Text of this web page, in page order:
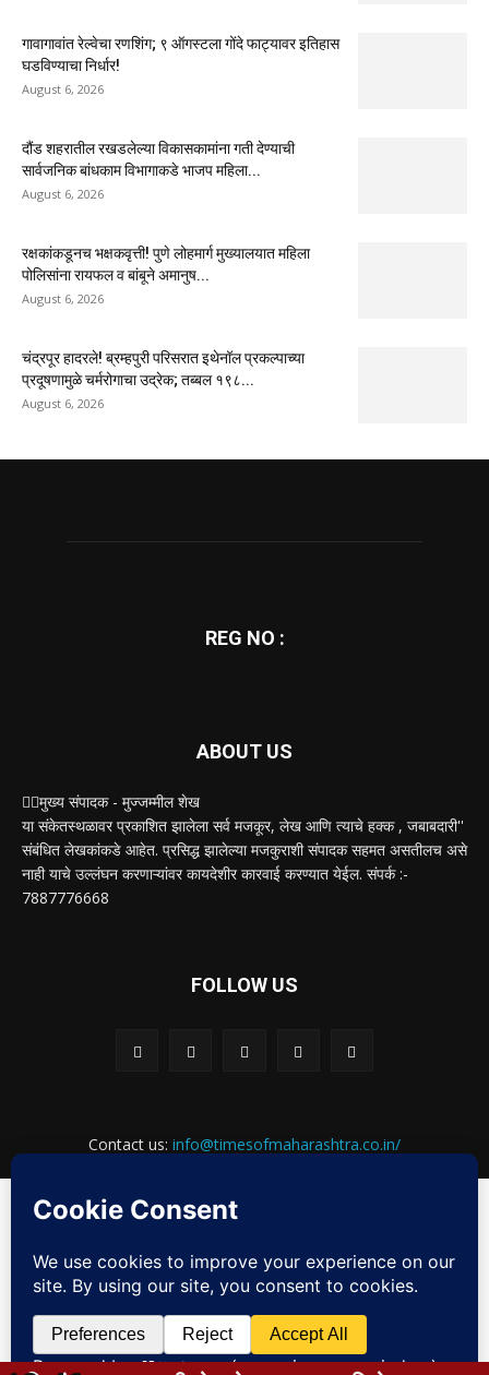
गावागावांत रेल्वेचा रणशिंग; ९ ऑगस्टला गोंदे फाट्यावर इतिहास
घडविण्याचा निर्धार!
August 6, 2026
दौंड शहरातील रखडलेल्या विकासकामांना गती देण्याची
सार्वजनिक बांधकाम विभागाकडे भाजप महिला...
August 6, 2026
रक्षकांकडूनच भक्षकवृत्ती! पुणे लोहमार्ग मुख्यालयात महिला
पोलिसांना रायफल व बांबूने अमानुष...
August 6, 2026
चंद्रपूर हादरले! ब्रम्हपुरी परिसरात इथेनॉल प्रकल्पाच्या
प्रदूषणामुळे चर्मरोगाचा उद्रेक; तब्बल १९८...
August 6, 2026
REG NO :
ABOUT US
✍🏻मुख्य संपादक - मुज्जम्मील शेख
या संकेतस्थळावर प्रकाशित झालेला सर्व मजकूर, लेख आणि त्याचे हक्क , जबाबदारी''
संबंधित लेखकांकडे आहेत. प्रसिद्ध झालेल्या मजकुराशी संपादक सहमत असतीलच असे
नाही याचे उल्लंघन करणाऱ्यांवर कायदेशीर कारवाई करण्यात येईल. संपर्क :-
7887776668
FOLLOW US
Contact us: info@timesofmaharashtra.co.in/
Web Design by: MKdigitalseva.com
TERMS & CONDITIONS